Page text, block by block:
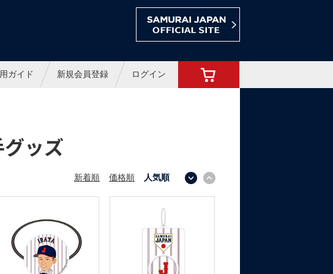
ショップ
ガイド 新規会員登録 ログイン
ッズ
新着順 価格順 人気順